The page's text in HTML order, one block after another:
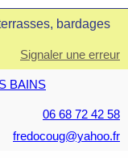
bardages
Signaler une erreur
BAINS
06 68 72 42 58
fredocoug@yahoo.fr